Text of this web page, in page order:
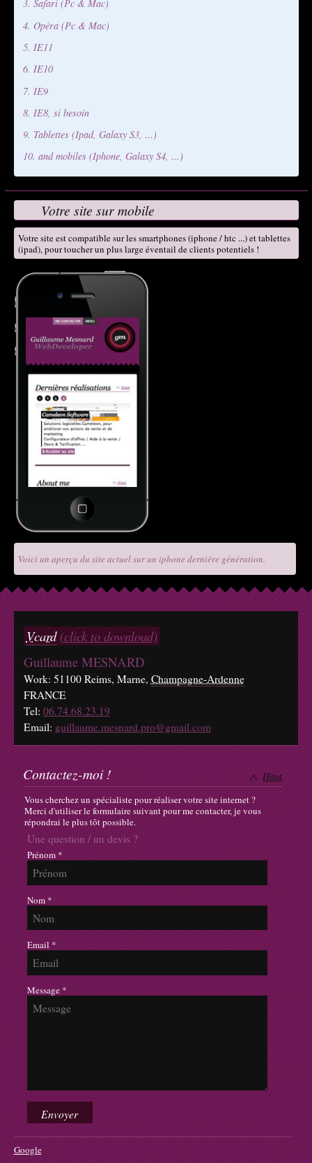
Safari (Pc & Mac)
Opéra (Pc & Mac)
IE11
IE10
IE9
IE8, si besoin
Tablettes (Ipad, Galaxy S3, ...)
and mobiles (Iphone, Galaxy S4, ...)
Votre site sur mobile
Votre site est compatible sur les smartphones (iphone / htc ...) et tablettes
(ipad), pour toucher un plus large éventail de clients potentiels !
Voici un aperçu du site actuel sur un iphone dernière génération.
Vcard (click to download)
Guillaume MESNARD
Work: 51100 Reims, Marne, Champagne-Ardenne
FRANCE
Tel: 06.74.68.23.19
Email: guillaume.mesnard.pro@gmail.com
Contactez-moi ! Haut
Vous cherchez un spécialiste pour réaliser votre site internet ?
Merci d'utiliser le formulaire suivant pour me contacter, je vous
répondrai le plus tôt possible.
Une question / un devis ?
Prénom *
Nom *
Email *
Message *
Google